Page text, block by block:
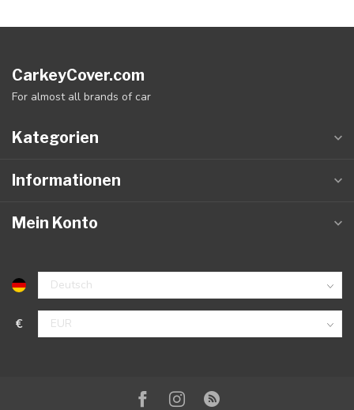
CarkeyCover.com
For almost all brands of car
Kategorien
Informationen
Mein Konto
€